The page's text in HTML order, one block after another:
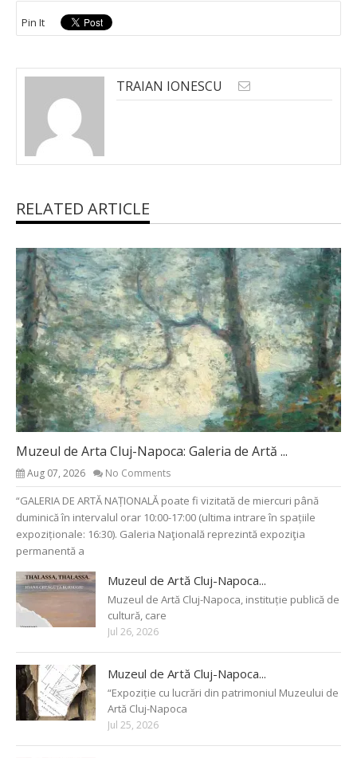
Pin It
TRAIAN IONESCU
RELATED ARTICLE
Muzeul de Arta Cluj-Napoca: Galeria de Artă ...
Aug 07, 2026 No Comments
“GALERIA DE ARTĂ NAȚIONALĂ poate fi vizitată de miercuri până
duminică în intervalul orar 10:00-17:00 (ultima intrare în spațiile
expoziționale: 16:30). Galeria Naţională reprezintă expoziţia
permanentă a
Muzeul de Artă Cluj-Napoca...
Muzeul de Artă Cluj-Napoca, instituție publică de
cultură, care
Jul 26, 2026
Muzeul de Artă Cluj-Napoca...
“Expoziție cu lucrări din patrimoniul Muzeului de
Artă Cluj-Napoca
Jul 25, 2026